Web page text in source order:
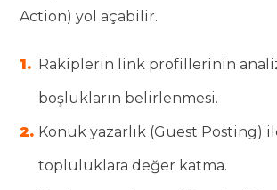
Action) yol açabilir.
Rakiplerin link profillerinin
boşlukların belirlenmesi.
Konuk yazarlık (Guest Posting)
topluluklara değer katma.